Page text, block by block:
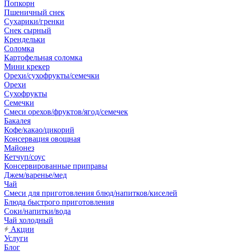
Попкорн
Пшеничный снек
Сухарики/гренки
Снек сырный
Крендельки
Соломка
Картофельная соломка
Мини крекер
Орехи/сухофрукты/семечки
Орехи
Сухофрукты
Семечки
Смеси орехов/фруктов/ягод/семечек
Бакалея
Кофе/какао/цикорий
Консервация овощная
Майонез
Кетчуп/соус
Консервированные приправы
Джем/варенье/мед
Чай
Смеси для приготовления блюд/напитков/киселей
Блюда быстрого приготовления
Соки/напитки/вода
Чай холодный
Акции
Услуги
Блог